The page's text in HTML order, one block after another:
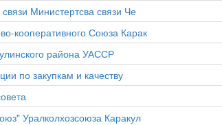
Министертсва связи Че
кооперативного Союза Карак
района УАССР
по закупкам и качеству
Уралколхозсоюза Каракул